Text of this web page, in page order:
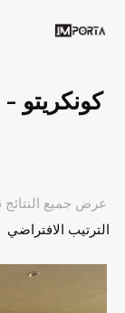
كونكريتو
عرض جميع النتائج 6